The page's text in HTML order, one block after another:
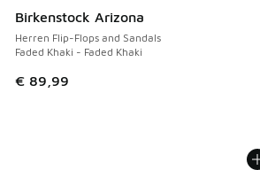
Birkenstock Arizona
Herren Flip-Flops and Sandals
Faded Khaki - Faded Khaki
€ 89,99